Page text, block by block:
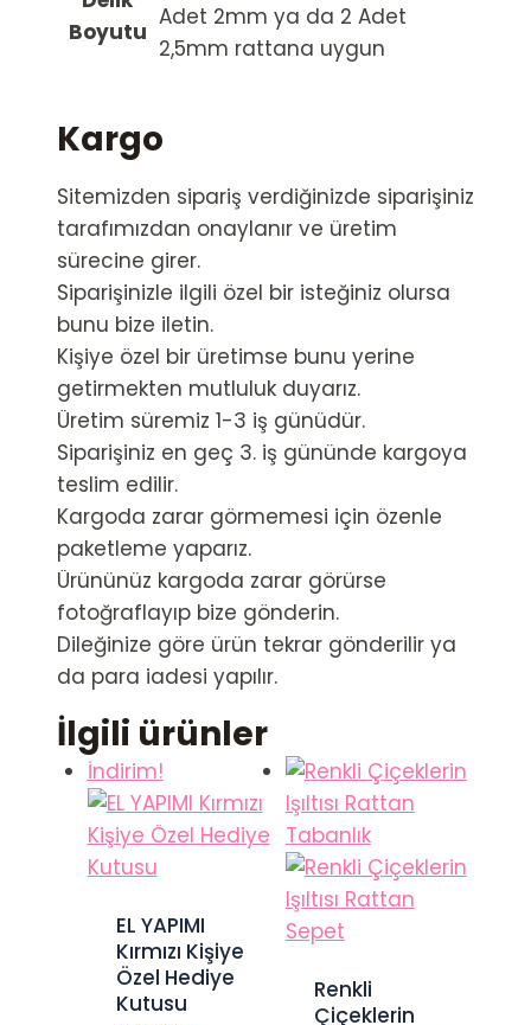
Boyutu
Adet 2mm ya da 2 Adet
2,5mm rattana uygun
Kargo
Sitemizden sipariş verdiğinizde siparişiniz
tarafımızdan onaylanır ve üretim
sürecine girer.
Siparişinizle ilgili özel bir isteğiniz olursa
bunu bize iletin.
Kişiye özel bir üretimse bunu yerine
getirmekten mutluluk duyarız.
Üretim süremiz 1-3 iş günüdür.
Siparişiniz en geç 3. iş gününde kargoya
teslim edilir.
Kargoda zarar görmemesi için özenle
paketleme yaparız.
Ürününüz kargoda zarar görürse
fotoğraflayıp bize gönderin.
Dileğinize göre ürün tekrar gönderilir ya
da para iadesi yapılır.
İlgili ürünler
İndirim!
EL YAPIMI
Kırmızı Kişiye
Özel Hediye
Kutusu
Renkli
Çiçeklerin